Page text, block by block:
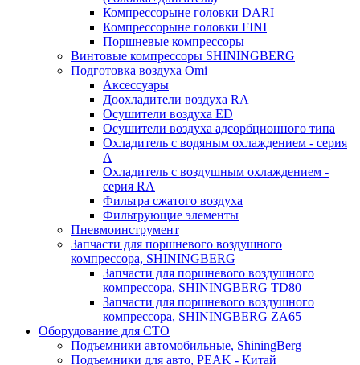
Компрессорыне головки DARI
Компрессорыне головки FINI
Поршневые компрессоры
Винтовые компрессоры SHININGBERG
Подготовка воздуха Omi
Аксессуары
Доохладители воздуха RA
Осушители воздуха ED
Осушители воздуха адсорбционного типа
Охладитель с водяным охлаждением - серия
A
Охладитель с воздушным охлаждением -
серия RA
Фильтра сжатого воздуха
Фильтрующие элементы
Пневмоинструмент
Запчасти для поршневого воздушного
компрессора, SHININGBERG
Запчасти для поршневого воздушного
компрессора, SHININGBERG TD80
Запчасти для поршневого воздушного
компрессора, SHININGBERG ZA65
Оборудование для СТО
Подъемники автомобильные, ShiningBerg
Подъемники для авто, PEAK - Китай